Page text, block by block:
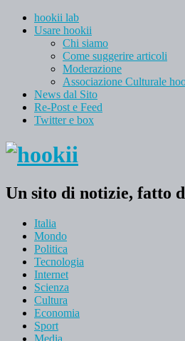
hookii lab
Usare hookii
Chi siamo
Come suggerire articoli
Moderazione
Associazione Culturale
News dal Sito
Re-Post e Feed
Twitter e box
Un sito di notizie, fatto
Italia
Mondo
Politica
Tecnologia
Internet
Scienza
Cultura
Economia
Sport
Media